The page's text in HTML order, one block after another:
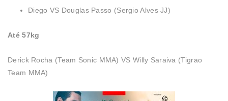
Diego VS Douglas Passo (Sergio Alves JJ)
Até 57kg
Derick Rocha (Team Sonic MMA) VS Willy Saraiva (Tigrao
Team MMA)